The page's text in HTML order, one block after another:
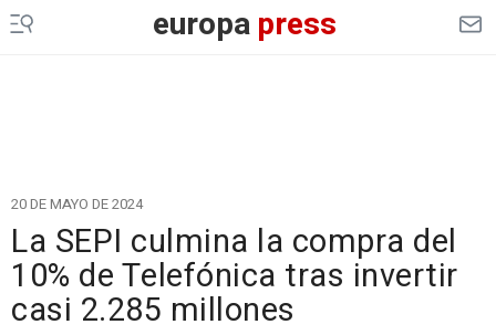
europapress
20 DE MAYO DE 2024
La SEPI culmina la compra del
10% de Telefónica tras invertir
casi 2.285 millones